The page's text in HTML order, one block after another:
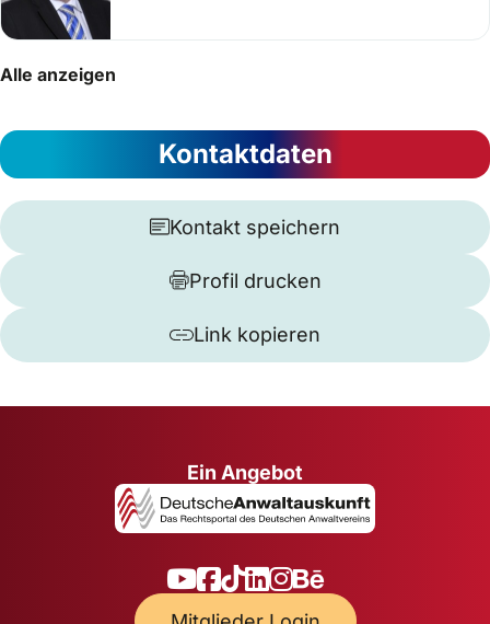
Alle anzeigen
Kontaktdaten
Kontakt speichern
Profil drucken
Link kopieren
Ein Angebot